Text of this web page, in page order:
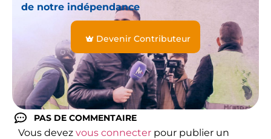
de notre indépendance
Devenir Contributeur
PAS DE COMMENTAIRE
Vous devez vous connecter pour publier un